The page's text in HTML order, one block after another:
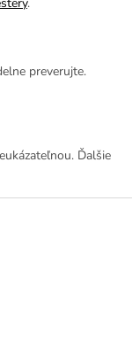
preverujte.
Ďalšie